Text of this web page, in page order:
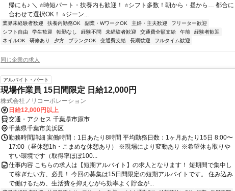
帰にも♪ ＼ ⭐時短パート・扶養内も歓迎！ ⭐シフト多数！朝から・昼から… 都合に
合わせて選択OK！ ⭐ジーン...
業界未経験者歓迎 扶養内勤務OK 副業・WワークOK 主婦・主夫歓迎
フリーター歓迎
シフト自由
学生歓迎 転勤なし 経験不問 未経験者歓迎 交通費全額支給 午前
経験者歓迎
ネイルOK
研修あり 夕方 ブランクOK 交通費支給 長期歓迎 フルタイム歓迎
同じ企業の求人
アルバイト・パート
現場作業員 15日間限定 日給12,000円
株式会社ノリコーポレーション
日給12,000円以上
交通・アクセス 千葉県市原市
千葉県千葉市美浜区
勤務時間詳細 実働時間：1日あたり8時間 平均勤務日数：1ヶ月あたり15日 8:00〜
17:00（昼休憩1h・こまめな休憩あり） ※現場により変動あり ※希望休も取りや
すい環境です（取得率ほぼ100...
仕事内容 こちらの求人は【短期アルバイト】の求人となります！ 短期間で集中し
て稼ぎたい方、必見！ 今回の募集は15日間限定の短期アルバイトです。 住み込み
で働けるため、生活費を抑えながら効率よく貯金が...